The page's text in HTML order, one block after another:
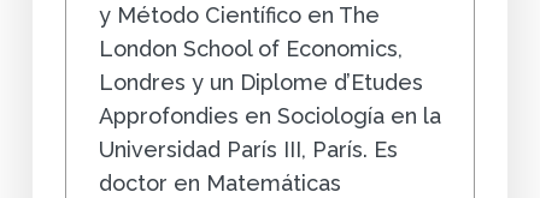
y Método Científico en The
London School of Economics,
Londres y un Diplome d’Etudes
Approfondies en Sociología en la
Universidad París III, París. Es
doctor en Matemáticas